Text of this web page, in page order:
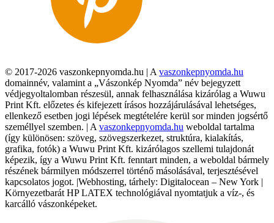
© 2017-2026 vaszonkepnyomda.hu | A vaszonkepnyomda.hu
domainnév, valamint a „Vászonkép Nyomda” név bejegyzett
védjegyoltalomban részesül, annak felhasználása kizárólag a Wuwu
Print Kft. előzetes és kifejezett írásos hozzájárulásával lehetséges,
ellenkező esetben jogi lépések megtételére kerül sor minden jogsértő
személlyel szemben. | A vaszonkepnyomda.hu weboldal tartalma
(így különösen: szöveg, szövegszerkezet, struktúra, kialakítás,
grafika, fotók) a Wuwu Print Kft. kizárólagos szellemi tulajdonát
képezik, így a Wuwu Print Kft. fenntart minden, a weboldal bármely
részének bármilyen módszerrel történő másolásával, terjesztésével
kapcsolatos jogot. |Webhosting, tárhely: Digitalocean – New York |
Környezetbarát HP LATEX technológiával nyomtatjuk a víz-, és
karcálló vászonképeket.